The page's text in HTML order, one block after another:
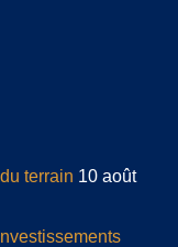
terrain 10 août